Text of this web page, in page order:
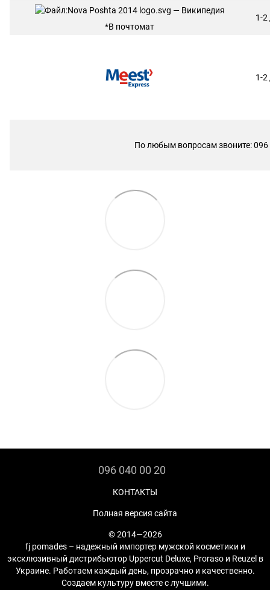
*В почтомат
1-2
1-2
По любым вопросам звоните: 096
096 040 00 20
КОНТАКТЫ
Полная версия сайта
© 2014—2026
fj pomades – надежный импортер мужской косметики и
эксклюзивный дистрибьютор Uppercut Deluxe, Proraso и Reuzel в
Украине. Работаем каждый день, прозрачно и качественно.
Создаем культуру вместе с лучшими.